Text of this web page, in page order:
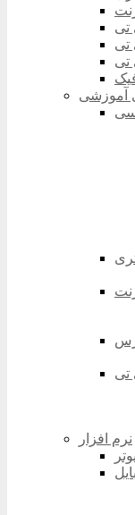
تی
تی
تی
آموزشی
تی
نرم افزار